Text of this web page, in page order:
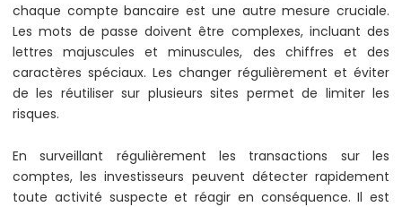
chaque compte bancaire est une autre mesure cruciale.
Les mots de passe doivent être complexes, incluant des
lettres majuscules et minuscules, des chiffres et des
caractères spéciaux. Les changer régulièrement et éviter
de les réutiliser sur plusieurs sites permet de limiter les
risques.
En surveillant régulièrement les transactions sur les
comptes, les investisseurs peuvent détecter rapidement
toute activité suspecte et réagir en conséquence. Il est